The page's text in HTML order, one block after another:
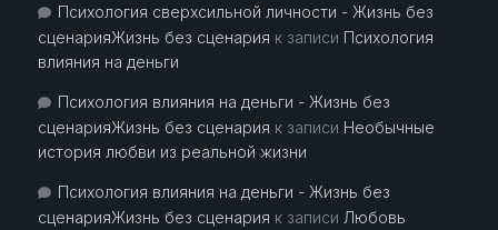
Психология сверхсильной личности - Жизнь без
сценарияЖизнь без сценария к записи Психология
влияния на деньги
Психология влияния на деньги - Жизнь без
сценарияЖизнь без сценария к записи Необычные
история любви из реальной жизни
Психология влияния на деньги - Жизнь без
сценарияЖизнь без сценария к записи Любовь